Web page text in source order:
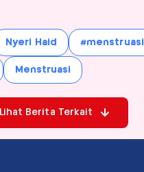
Nyeri Haid #menstruasi
Menstruasi
Lihat Berita Terkait